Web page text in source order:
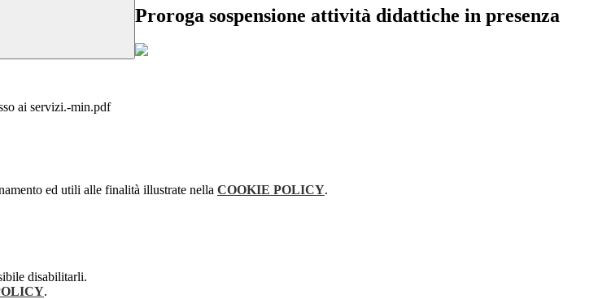
Proroga sospensione attività didattiche in presenza
ai servizi.-min.pdf
ed utili alle finalità illustrate nella COOKIE POLICY.
disabilitarli.
.